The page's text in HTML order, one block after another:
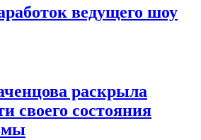
ведущего шоу
раскрыла
своего состояния